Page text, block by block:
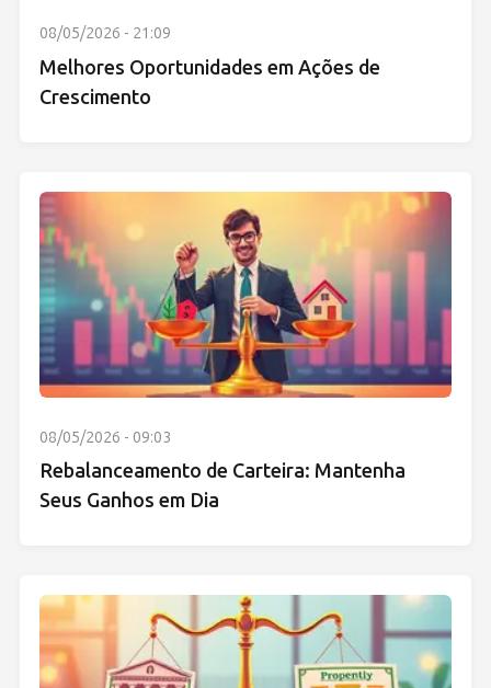
08/05/2026 - 21:09
Melhores Oportunidades em Ações de
Crescimento
08/05/2026 - 09:03
Rebalanceamento de Carteira: Mantenha
Seus Ganhos em Dia